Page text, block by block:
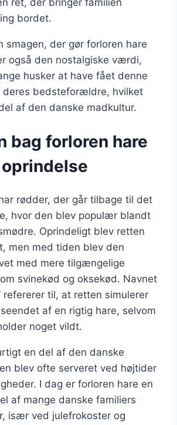
bordet.
smagen, der gør forloren hare
også den nostalgiske værdi,
husker at have fået denne
deres bedsteforældre, hvilket
af den danske madkultur.
bag forloren hare
rødder, der går tilbage til det
hvor den blev populær blandt
Oprindeligt blev retten
men med tiden blev den
med mere tilgængelige
svinekød og oksekød. Navnet
refererer til, at retten simulerer
af en rigtig hare, selvom
noget vildt.
en del af den danske
blev ofte serveret ved højtider
I dag er forloren hare en
af mange danske familiers
især ved julefrokoster og